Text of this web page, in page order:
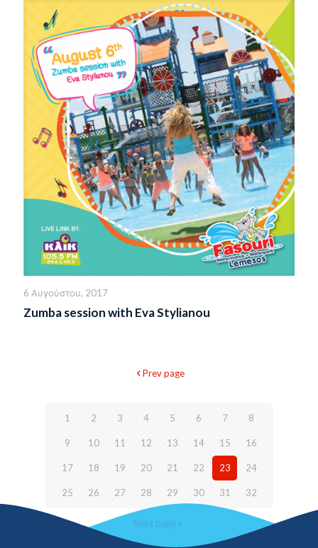
6 Αυγούστου, 2017
Zumba session with Eva Stylianou
Prev page
1 2 3 4 5 6 7 8
9 10 11 12 13 14 15 16
17 18 19 20 21 22 23 24
25 26 27 28 29 30 31 32
Next page